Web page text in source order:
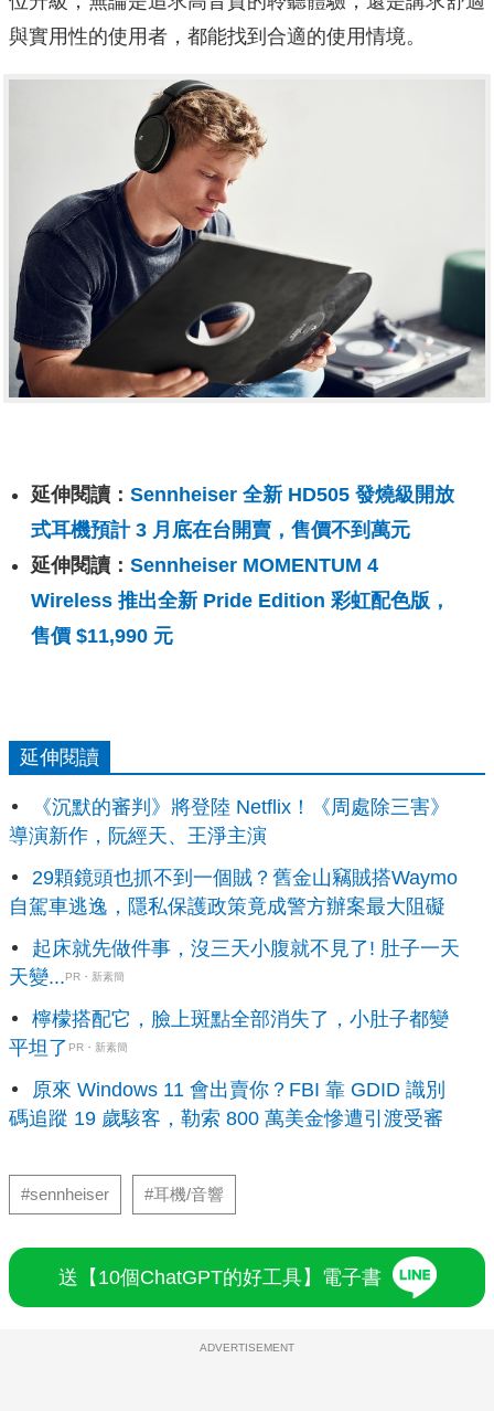
與實用性的使用者，都能找到合適的使用情境。
延伸閱讀： Sennheiser 全新 HD505 發燒級開放
式耳機預計 3 月底在台開賣，售價不到萬元
延伸閱讀： Sennheiser MOMENTUM 4
Wireless 推出全新 Pride Edition 彩虹配色版，
售價 $11,990 元
延伸閱讀
《沉默的審判》將登陸 Netflix！《周處除三害》
導演新作，阮經天、王淨主演
29顆鏡頭也抓不到一個賊？舊金山竊賊搭Waymo
自駕車逃逸，隱私保護政策竟成警方辦案最大阻礙
起床就先做件事，沒三天小腹就不見了! 肚子一天
天變...PR・新素簡
檸檬搭配它，臉上斑點全部消失了，小肚子都變
平坦了 PR・新素簡
原來 Windows 11 會出賣你？FBI 靠 GDID 識別
碼追蹤 19 歲駭客，勒索 800 萬美金慘遭引渡受審
#sennheiser #耳機/音響
送【10個ChatGPT的好工具】電子書
ADVERTISEMENT